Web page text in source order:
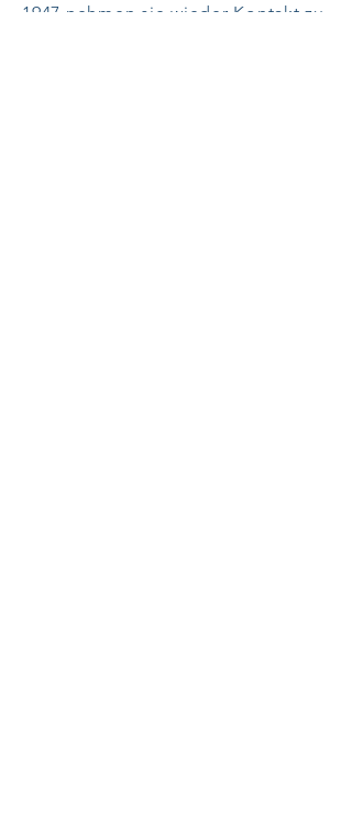
1947 nehmen sie wieder Kontakt zu